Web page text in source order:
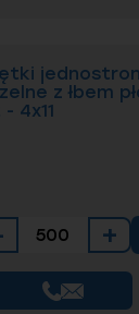
swoich
tylko do
też dodać,
z łbem
4x11
+